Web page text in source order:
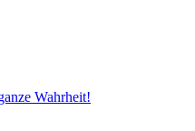
Wahrheit!